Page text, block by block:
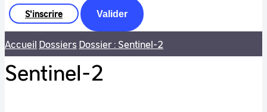
S'inscrire Valider
Accueil DossiersDossier : Sentinel-2
Sentinel-2